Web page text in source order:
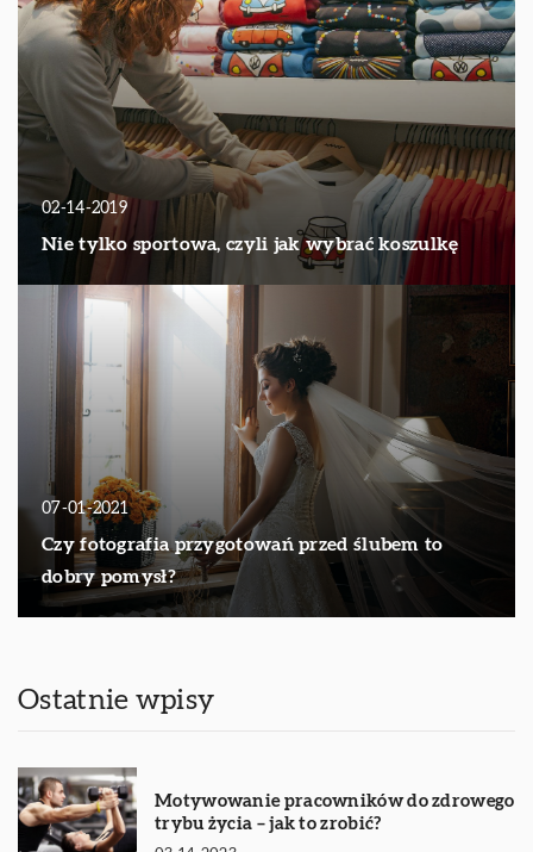
02-14-2019
Nie tylko sportowa, czyli jak wybrać koszulkę
07-01-2021
Czy fotografia przygotowań przed ślubem to
dobry pomysł?
Ostatnie wpisy
Motywowanie pracowników do zdrowego
trybu życia – jak to zrobić?